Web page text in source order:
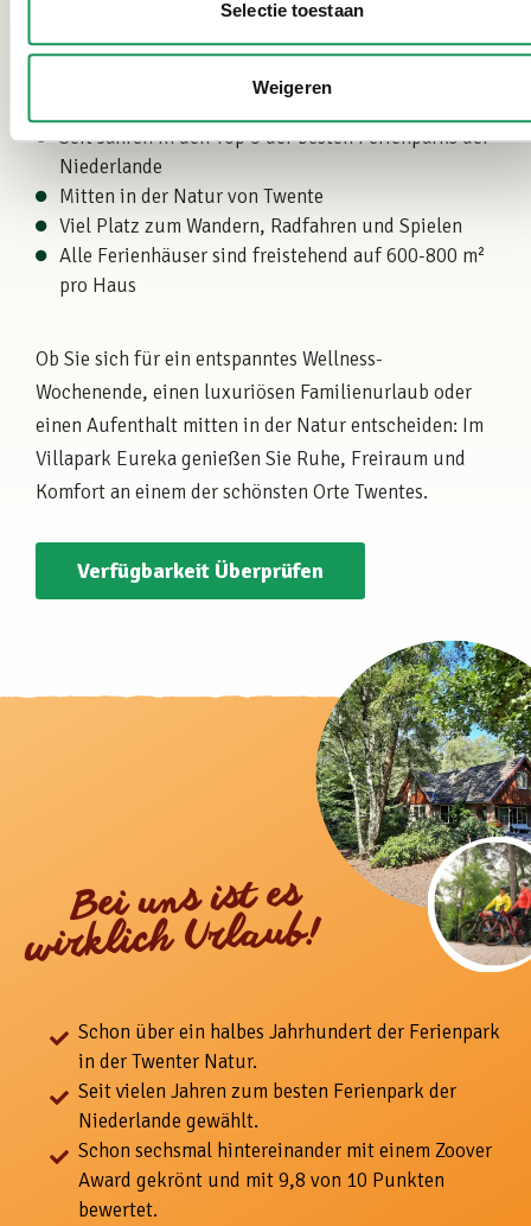
Selectie toestaan
Weigeren
Warum Villapark Eureka?
Seit Jahren in den Top 5 der besten Ferienparks der
Niederlande
Mitten in der Natur von Twente
Viel Platz zum Wandern, Radfahren und Spielen
Alle Ferienhäuser sind freistehend auf 600-800 m²
pro Haus
Ob Sie sich für ein entspanntes Wellness-
Wochenende, einen luxuriösen Familienurlaub oder
einen Aufenthalt mitten in der Natur entscheiden: Im
Villapark Eureka genießen Sie Ruhe, Freiraum und
Komfort an einem der schönsten Orte Twentes.
Verfügbarkeit Überprüfen
Bei uns ist es
wirklich Urlaub!
Schon über ein halbes Jahrhundert der Ferienpark
in der Twenter Natur.
Seit vielen Jahren zum besten Ferienpark der
Niederlande gewählt.
Schon sechsmal hintereinander mit einem Zoover
Award gekrönt und mit 9,8 von 10 Punkten
bewertet.